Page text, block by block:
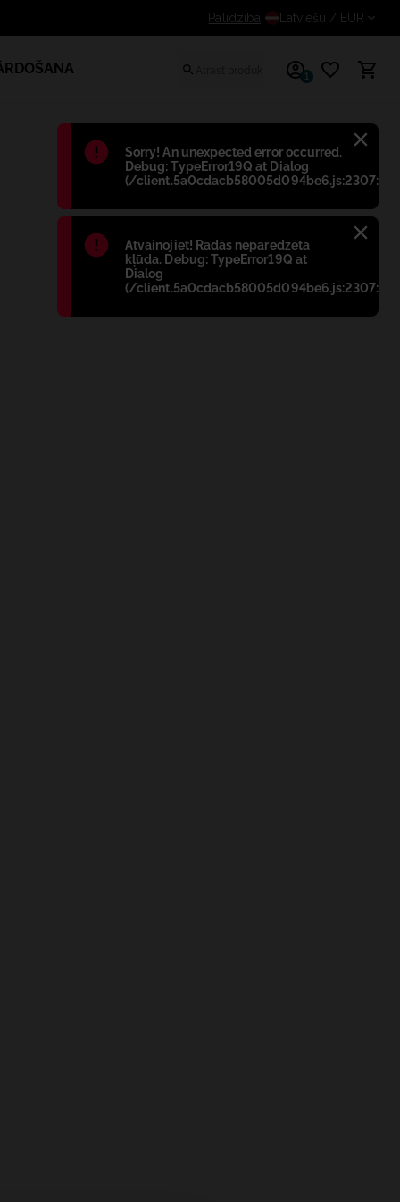
Błąd:
Sorry! An unexpected error occurred.
Debug: TypeError19Q at Dialog
(/
Błąd:
Atvainojiet! Radās neparedzēta
kļūda. Debug: TypeError19Q at
Dialog
(/
papildus atlaidi reģistrētiem lietotājiemPalīdzība Latviešu / EUR
1